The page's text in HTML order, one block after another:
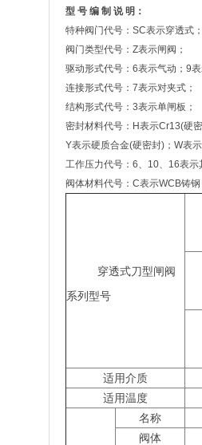
型 号 编 制 说 明：
特种阀门代号：SC表示穿透式
阀门类型代号：Z表示闸阀；
驱动形式代号：6表示气动；9
连接形式代号：7表示对夹式；
结构形式代号：3表示单闸板；
密封材料代号：H表示Cr13(硬
Y表示硬质合金(硬密封)；W表
工作压力代号：6、10、16表
阀体材料代号：C表示WCB铸
穿透式刀型闸阀
系列型号
适用介质
适用温度
名称
阀体